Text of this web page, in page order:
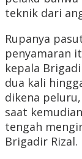
teknik dari
Rupanya
penyamaran
kepala
dua kali
dikena
saat
tengah
Brigadir Rizal.